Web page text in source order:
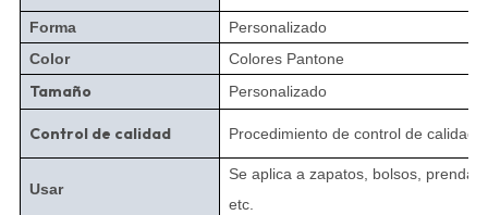
Forma
Personalizado
Color
Colores Pantone
Tamaño Personalizado
Control de calidad Procedimiento de control de calidad
Usar
Se aplica a zapatos, bolsos,
etc.